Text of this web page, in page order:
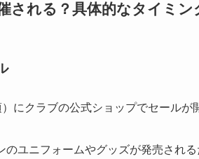
される？具体的なタイミン
にクラブの公式ショップでセールが
ユニフォームやグッズが発売され